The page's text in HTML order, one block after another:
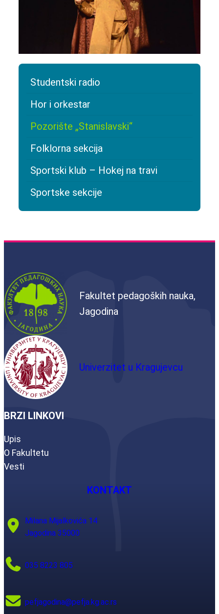
Studentski radio
Hor i orkestar
Pozorište „Stanislavski“
Folklorna sekcija
Sportski klub – Hokej na travi
Sportske sekcije
Fakultet pedagoških nauka,
Jagodina
Univerzitet u Kragujevcu
BRZI LINKOVI
Upis
O Fakultetu
Vesti
KONTAKT
Milana Mijalkovića 14
Jagodina 35000
035 8223 805
pefjagodina@pefja.kg.ac.rs